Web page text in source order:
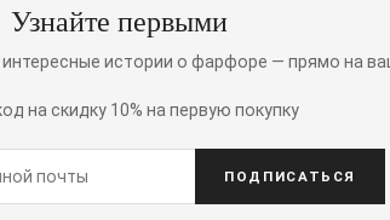
Узнайте первыми
истории о фарфоре — прямо на
на скидку 10% на первую покупку
ПОДПИСАТЬСЯ